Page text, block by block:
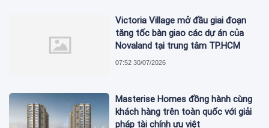
Victoria Village mở đầu giai đoạn
tăng tốc bàn giao các dự án của
Novaland tại trung tâm TP.HCM
07:52 30/07/2026
Masterise Homes đồng hành cùng
khách hàng trên toàn quốc với giải
pháp tài chính ưu việt